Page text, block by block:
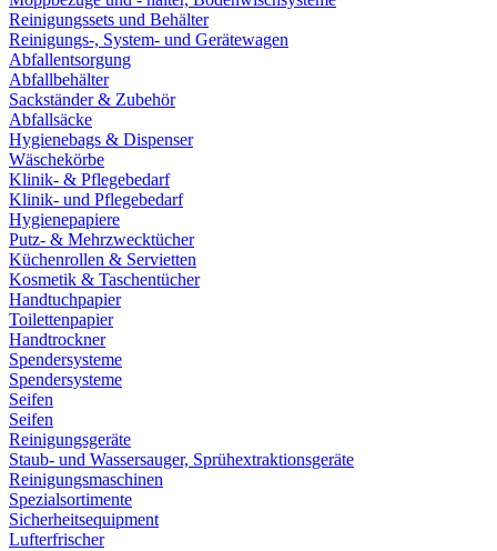
Reinigungssets und Behälter
Reinigungs-, System- und Gerätewagen
Abfallentsorgung
Abfallbehälter
Sackständer & Zubehör
Abfallsäcke
Hygienebags & Dispenser
Wäschekörbe
Klinik- & Pflegebedarf
Klinik- und Pflegebedarf
Hygienepapiere
Putz- & Mehrzwecktücher
Küchenrollen & Servietten
Kosmetik & Taschentücher
Handtuchpapier
Toilettenpapier
Handtrockner
Spendersysteme
Spendersysteme
Seifen
Seifen
Reinigungsgeräte
Staub- und Wassersauger, Sprühextraktionsgeräte
Reinigungsmaschinen
Spezialsortimente
Sicherheitsequipment
Lufterfrischer